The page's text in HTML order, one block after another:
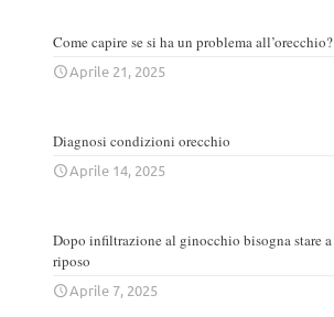
Come capire se si ha un problema all’orecchio?
Aprile 21, 2025
Diagnosi condizioni orecchio
Aprile 14, 2025
Dopo infiltrazione al ginocchio bisogna stare a
riposo
Aprile 7, 2025